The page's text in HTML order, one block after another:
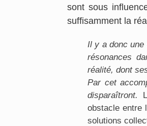
sont sous
suffisamment la
Il y a donc une
résonances
réalité, dont
Par cet
disparaîtront.
obstacle entre
solutions